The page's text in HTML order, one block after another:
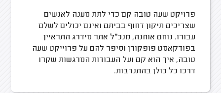
פרויקט שעה טובה קם כדי לתת מענה לאנשים
שצריכים תיקון דחוף בביתם ואינם יכולים לשלם
עבורו. נוחם אוחנה, מנכ"ל אתר מידרג התראיין
בפודקאסט פופקורן וסיפר להם על פרוייקט שעה
טובה, איך הוא קם ועל העבודות המרגשות שקרו
דרכו כל כולן בהתנדבות.